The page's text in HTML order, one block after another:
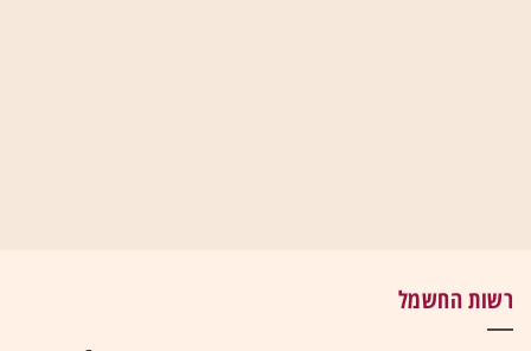
רשות החשמל